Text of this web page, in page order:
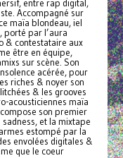
entre rap digital,
Accompagné sur
maïa blondeau, iel
porté par l’aura
& contestataire aux
être en équipe,
sur scène. Son
acérée, pour
riches & noyer son
& les grooves
acousticiennes maïa
son premier
et la mixtape
estompé par la
envolées digitales &
que le coeur